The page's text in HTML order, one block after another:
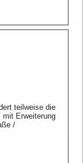
teilweise die
mit Erweiterung
/